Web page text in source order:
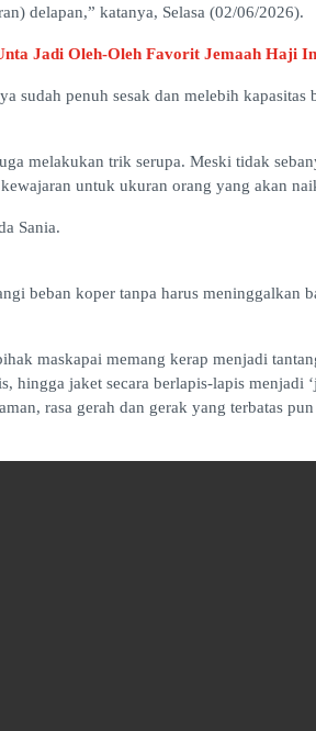
delapan,” katanya, Selasa (02/06/2026).
Jadi Oleh-Oleh Favorit Jemaah Haji
sudah penuh sesak dan melebih kapasitas
melakukan trik serupa. Meski tidak
untuk ukuran orang yang akan
Sania.
beban koper tanpa harus meninggalkan
maskapai memang kerap menjadi
hingga jaket secara berlapis-lapis menjadi
rasa gerah dan gerak yang terbatas